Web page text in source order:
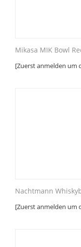
Mikasa MIK Bowl
[Zuerst anmelden um
Nachtmann
[Zuerst anmelden um